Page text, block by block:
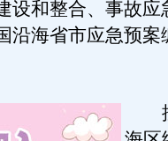
设和整合、事故应
沿海省市应急预案
按